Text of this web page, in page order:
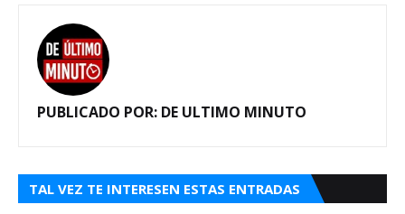
PUBLICADO POR: DE ULTIMO MINUTO
TAL VEZ TE INTERESEN ESTAS ENTRADAS